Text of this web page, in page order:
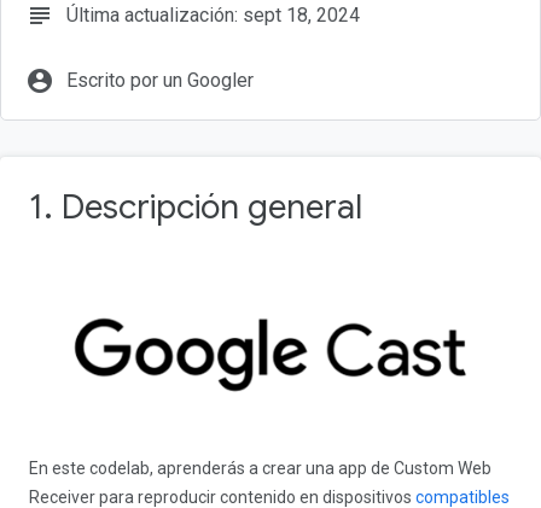
subject Última actualización: sept 18, 2024
account_circle Escrito por un Googler
1. Descripción general
En este codelab, aprenderás a crear una app de Custom Web
Receiver para reproducir contenido en dispositivos compatibles